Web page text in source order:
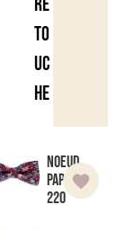
re
to
uc
he
Noeud
Papillon
220